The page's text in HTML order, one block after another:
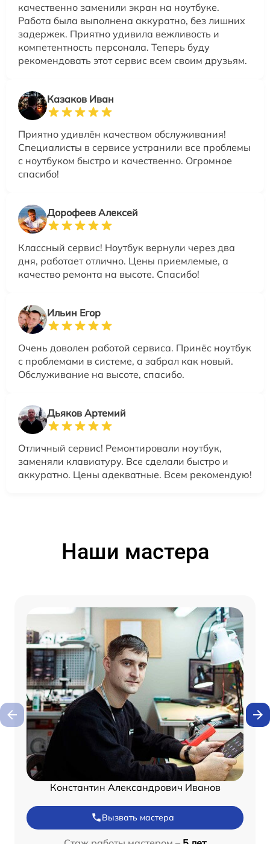
качественно заменили экран на ноутбуке.
Работа была выполнена аккуратно, без лишних
задержек. Приятно удивила вежливость и
компетентность персонала. Теперь буду
рекомендовать этот сервис всем своим друзьям.
Казаков Иван
Приятно удивлён качеством обслуживания!
Специалисты в сервисе устранили все проблемы
с ноутбуком быстро и качественно. Огромное
спасибо!
Дорофеев Алексей
Классный сервис! Ноутбук вернули через два
дня, работает отлично. Цены приемлемые, а
качество ремонта на высоте. Спасибо!
Ильин Егор
Очень доволен работой сервиса. Принёс ноутбук
с проблемами в системе, а забрал как новый.
Обслуживание на высоте, спасибо.
Дьяков Артемий
Отличный сервис! Ремонтировали ноутбук,
заменяли клавиатуру. Все сделали быстро и
аккуратно. Цены адекватные. Всем рекомендую!
Наши мастера
Константин Александрович Иванов
Вызвать мастера